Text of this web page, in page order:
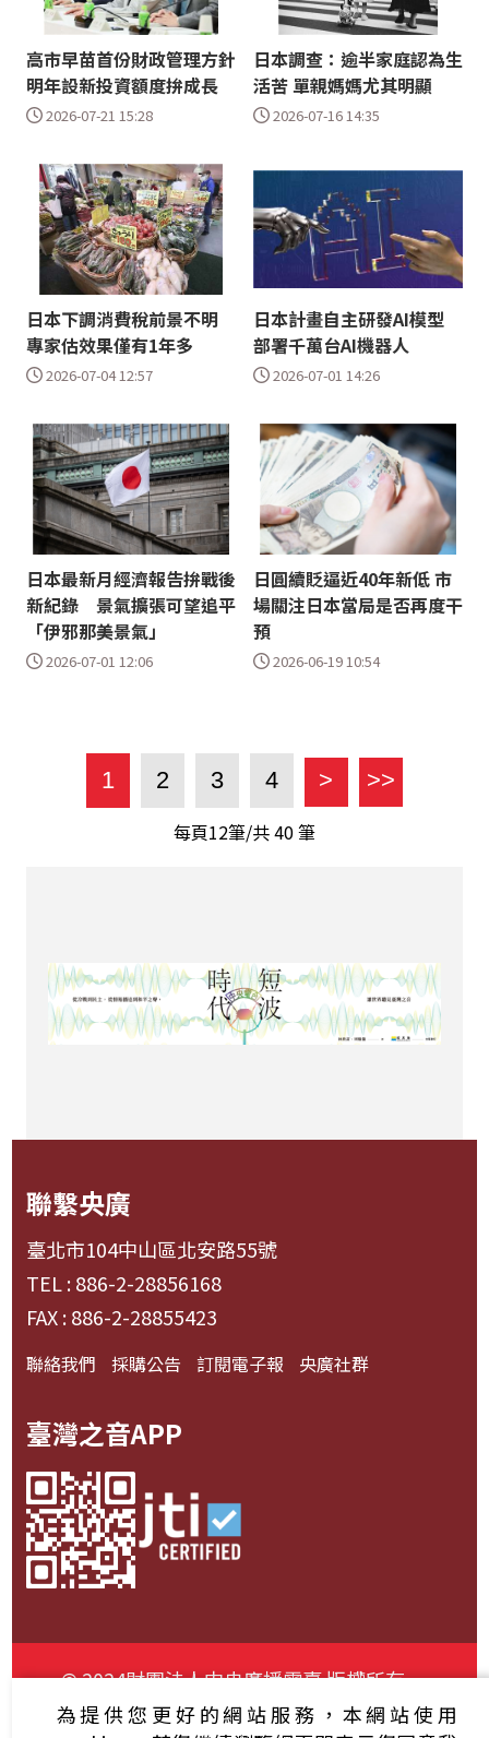
高市早苗首份財政管理方針
明年設新投資額度拚成長
2026-07-21 15:28
日本調查：逾半家庭認為生
活苦 單親媽媽尤其明顯
2026-07-16 14:35
日本下調消費稅前景不明
專家估效果僅有1年多
2026-07-04 12:57
日本計畫自主研發AI模型
部署千萬台AI機器人
2026-07-01 14:26
日本最新月經濟報告拚戰後
新紀錄 景氣擴張可望追平
「伊邪那美景氣」
2026-07-01 12:06
日圓續貶逼近40年新低 市
場關注日本當局是否再度干
預
2026-06-19 10:54
1 2 3 4 > >>
每頁12筆/共40筆
聯繫央廣
臺北市104中山區北安路55號
TEL : 886-2-28856168
FAX : 886-2-28855423
聯絡我們 採購公告 訂閱電子報 央廣社群
臺灣之音APP
© 2024財團法人中央廣播電臺 版權所有
資通安全政策聲明
服務條款 隱私權條款
為提供您更好的網站服務，本網站使用